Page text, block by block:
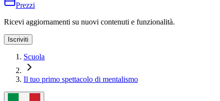
Prezzi
Ricevi aggiornamenti su nuovi contenuti e funzionalità.
Iscriviti
Scuola
Il tuo primo spettacolo di mentalismo